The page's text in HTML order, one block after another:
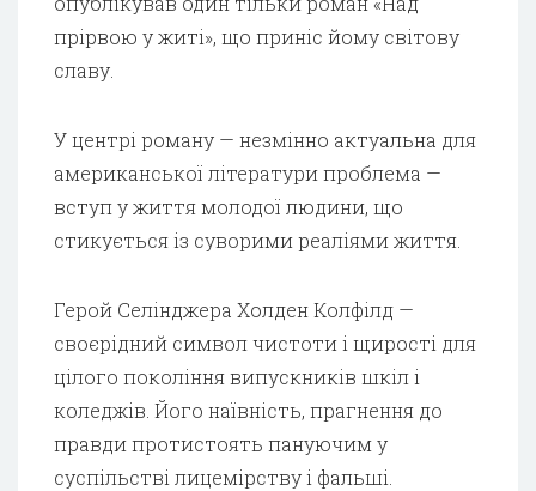
прірвою у житі», що приніс йому світову
славу.
У центрі роману — незмінно актуальна для
американської літератури проблема —
вступ у життя молодої людини, що
стикується із суворими реаліями життя.
Герой Селінджера Холден Колфілд —
своєрідний символ чистоти і щирості для
цілого покоління випускників шкіл і
коледжів. Його наївність, прагнення до
правди протистоять пануючим у
суспільстві лицемірству і фальші.